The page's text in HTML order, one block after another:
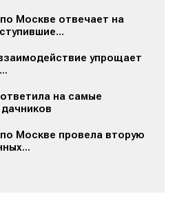
Москве отвечает на
упрощает
на самые
Москве провела вторую